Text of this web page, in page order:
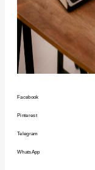
Facebook
Pinterest
Telegram
WhatsApp